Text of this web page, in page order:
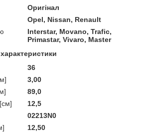
Оригінал
Opel, Nissan, Renault
Interstar, Movano, Trafic,
Primastar, Vivaro, Master
36
3,00
89,0
12,5
02213N0
12,50